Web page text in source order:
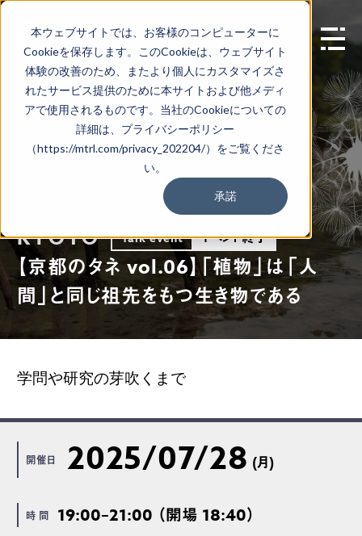
本ウェブサイトでは、お客様のコンピューターに
Cookieを保存します。このCookieは、ウェブサイト
体験の改善のため、またより個人にカスタマイズさ
れたサービス提供のために本サイトおよび他メディ
アで使用されるものです。当社のCookieについての
詳細は、プライバシーポリシー
（https://mtrl.com/privacy_202204/）をご覧くださ
い。
承諾
EN
KYOTO Talk event イベント終了
【京都のタネ vol.06】「植物」は「人
間」と同じ祖先をもつ生き物である
学問や研究の芽吹くまで
開催日 2025/07/28 (月)
時 間 19:00–21:00 （開場 18:40）